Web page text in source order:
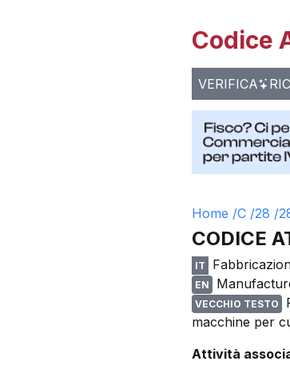
Codice
VERIFICA
Home /C /28 /
CODICE
IT
EN
VECCHIO TESTO
macchine per
Attività